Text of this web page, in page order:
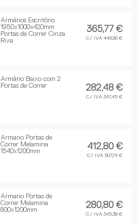
Armários Escritório
1950x1000x420mm
Portas de Correr Cinza
Riva
365,77 €
C/ IVA 449,90 €
Armário Baixo com 2
Portas de Correr
282,48 €
C/ IVA 347,45 €
Armario Portas de
Correr Melamina
1540x1200mm
412,80 €
C/ IVA 507,74 €
Armario Portas de
Correr Melamina
800x1200mm
280,80 €
C/ IVA 345,38 €